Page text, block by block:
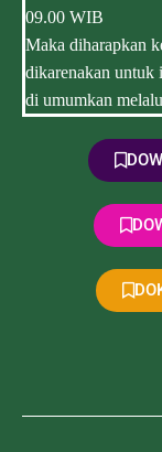
09.00 WIB
Maka diharapkan
dikarenakan untuk
di umumkan